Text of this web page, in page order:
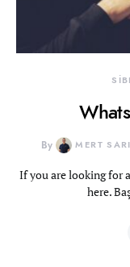
By MERT
If you are looking for
here.